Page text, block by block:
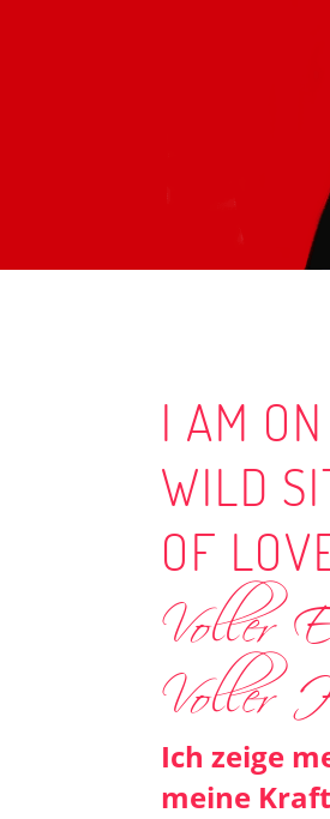
I AM
WILD
OF
Voller
Voller
Ich zeige
meine